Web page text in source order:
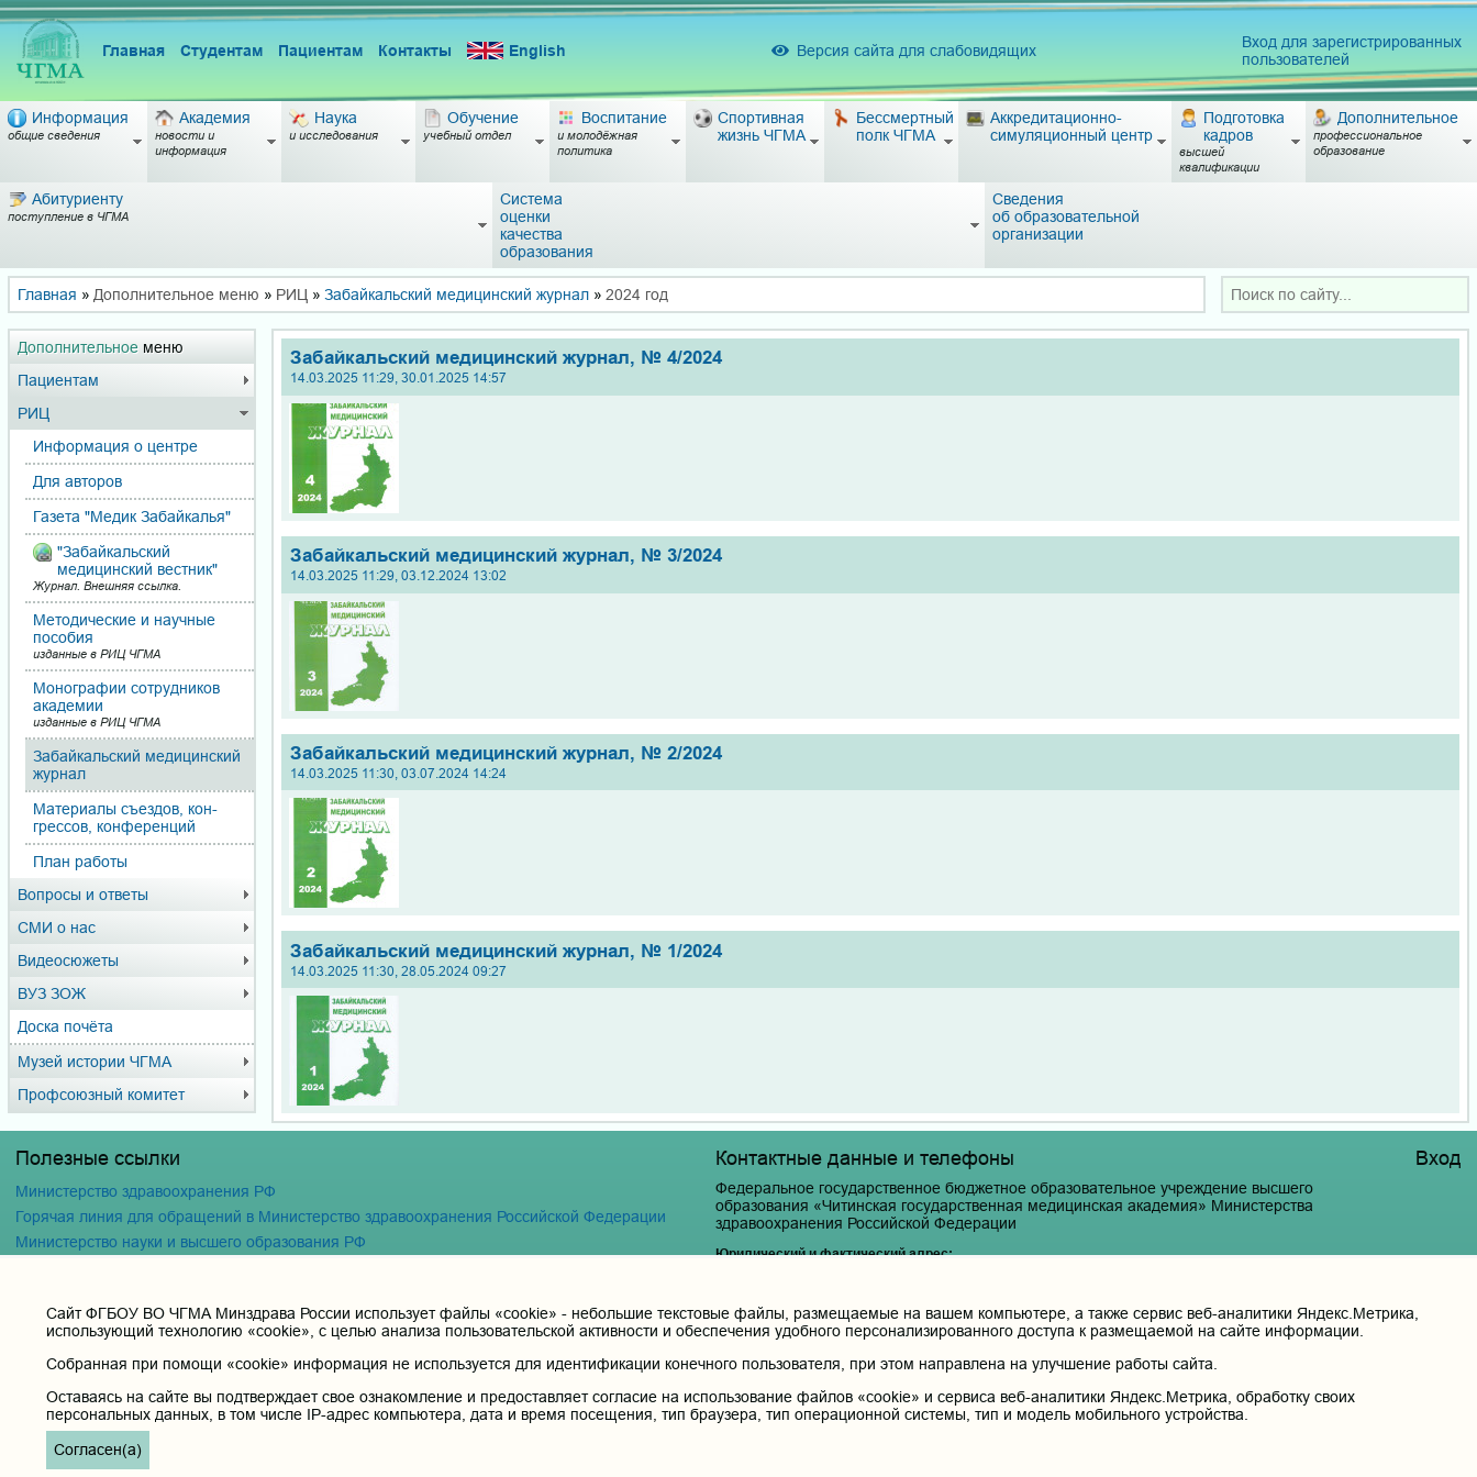
Главная Студентам Пациентам Контакты English Версия сайта для слабовидящих
Вход для зарегистрированных
пользователей
Информация
общие сведения
Академия
новости и
информация
Наука
и исследования
Обучение
учебный отдел
Воспитание
и молодёжная
политика
Спортивная
жизнь ЧГМА
Бессмертный
полк ЧГМА
Аккредитационно-
симуляционный центр
Подготовка
кадров
высшей
квалификации
Дополнительное
профессиональное
образование
Абитуриенту
поступление в ЧГМА
Система
оценки
качества
образования
Сведения
об образовательной
организации
Главная » Дополнительное меню » РИЦ » Забайкальский медицинский журнал » 2024 год
Дополнительное меню
Пациентам
РИЦ
Информация о центре
Для авторов
Газета "Медик Забайкалья"
"Забайкальский
медицинский вестник"
Журнал. Внешняя ссылка.
Методические и научные
пособия
изданные в РИЦ ЧГМА
Монографии сотрудников
академии
изданные в РИЦ ЧГМА
Забайкальский медицинский
журнал
Материалы съездов, кон­
грес­сов, конференций
План работы
Вопросы и ответы
СМИ о нас
Видеосюжеты
ВУЗ ЗОЖ
Доска почёта
Музей истории ЧГМА
Профсоюзный комитет
Забайкальский медицинский журнал, № 4/2024
14.03.2025 11:29, 30.01.2025 14:57
Забайкальский медицинский журнал, № 3/2024
14.03.2025 11:29, 03.12.2024 13:02
Забайкальский медицинский журнал, № 2/2024
14.03.2025 11:30, 03.07.2024 14:24
Забайкальский медицинский журнал, № 1/2024
14.03.2025 11:30, 28.05.2024 09:27
Полезные ссылки
Министерство здравоохранения РФ
Горячая линия для обращений в Министерство здравоохранения Российской Федерации
Министерство науки и высшего образования РФ
ФГБОУ ВО "Пензенский государственный университет" Кафедра терапия
Контактные данные и телефоны
Федеральное государственное бюджетное образовательное учреждение высшего
образования «Читинская государственная медицинская академия» Министерства
здравоохранения Российской Федерации
Юридический и фактический адрес:
Телефон приёмной ректора:
8 (3022) 35-43-24
pochta@chitgma.ru
Официальная группа «ВКонтакте»:
https://vk.com/news_chgma
Вход
Cайт ФГБОУ ВО ЧГМА Минздрава России использует файлы «cookie» - небольшие текстовые файлы, размещаемые на вашем компьютере, а также сервис веб-аналитики Яндекс.Метрика,
использующий технологию «cookie», с целью анализа пользовательской активности и обеспечения удобного персонализированного доступа к размещаемой на сайте информации.
Собранная при помощи «cookie» информация не используется для идентификации конечного пользователя, при этом направлена на улучшение работы сайта.
Оставаясь на сайте вы подтверждает свое ознакомление и предоставляет согласие на использование файлов «cookie» и сервиса веб-аналитики Яндекс.Метрика, обработку своих
персональных данных, в том числе IP-адрес компьютера, дата и время посещения, тип браузера, тип операционной системы, тип и модель мобильного устройства.
Согласен(а)